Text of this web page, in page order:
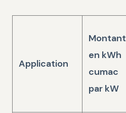
Application
Montant
en kWh
cumac
par kW